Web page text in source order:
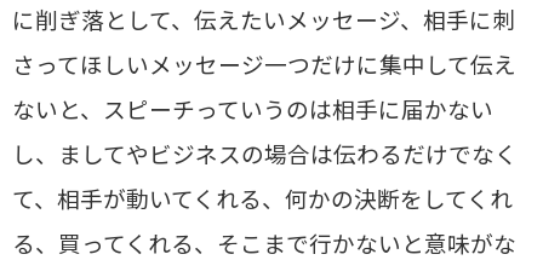
に削ぎ落として、伝えたいメッセージ、相手に刺
さってほしいメッセージ一つだけに集中して伝え
ないと、スピーチっていうのは相手に届かない
し、ましてやビジネスの場合は伝わるだけでなく
て、相手が動いてくれる、何かの決断をしてくれ
る、買ってくれる、そこまで行かないと意味がな